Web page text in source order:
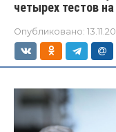
четырех тестов на
Опубликовано: